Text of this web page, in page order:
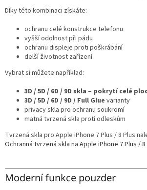
Díky této kombinaci získáte:
ochranu celé konstrukce telefonu
vyšší odolnost při pádu
ochranu displeje proti poškrábání
delší životnost zařízení
Vybrat si můžete například:
3D / 5D / 6D / 9D skla – pokrytí celé
3D / 5D / 6D / 9D / Full Glue varianty
privacy skla pro ochranu soukromí
matná tvrzená skla proti odleskům
Tvrzená skla pro Apple iPhone 7 Plus / 8 Plus
Ochranná tvrzená skla na Apple iPhone 7 Plus / 8
Moderní funkce pouzder